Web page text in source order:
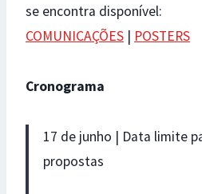
se encontra disponível:
COMUNICAÇÕES | POSTERS
Cronograma
17 de junho | Data limite
propostas